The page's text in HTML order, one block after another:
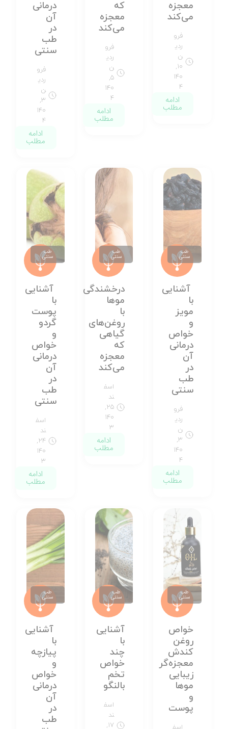
معجزه
می‌کند
فرو
ردی
ن
۱۰,
۱۴۰
۴
ادامه
مطلب
که
معجزه
می‌کند
فرو
ردی
ن
۵,
۱۴۰
۴
ادامه
مطلب
درمانی
آن
در
طب
سنتی
فرو
ردی
ن
۳,
۱۴۰
۴
ادامه
مطلب
طب
سنتی
آشنایی
با
مویز
و
خواص
درمانی
آن
در
طب
سنتی
فرو
ردی
ن
۳,
۱۴۰
۴
ادامه
مطلب
طب
سنتی
درخشندگی
موها
با
روغن‌های
گیاهی
که
معجزه
می‌کند
اسف
ند
۲۵,
۱۴۰
۳
ادامه
مطلب
طب
سنتی
آشنایی
با
پوست
گردو
و
خواص
درمانی
آن
در
طب
سنتی
اسف
ند
۲۴,
۱۴۰
۳
ادامه
مطلب
طب
سنتی
خواص
روغن
کندش
معجزه‌‌گر
زیبایی
موها
و
پوست
طب
سنتی
آشنایی
با
چند
خواص
تخم
بالنگو
اسف
ند
۱۷,
طب
سنتی
آشنایی
با
پیازچه
و
خواص
درمانی
آن
در
طب